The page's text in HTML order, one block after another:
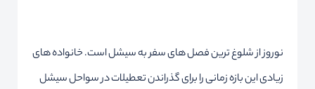
نوروز از شلوغ ترین فصل های سفر به سیشل است. خانواده های
زیادی این بازه زمانی را برای گذراندن تعطیلات در سواحل سیشل